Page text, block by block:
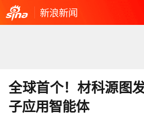
新浪新闻
全球首个！材科源图
子应用智能体